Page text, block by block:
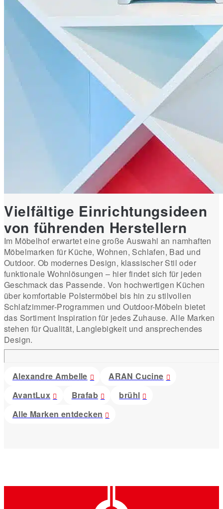
Vielfältige Einrichtungsideen
von führenden Herstellern
Im Möbelhof erwartet eine große Auswahl an namhaften
Möbelmarken für Küche, Wohnen, Schlafen, Bad und
Outdoor. Ob modernes Design, klassischer Stil oder
funktionale Wohnlösungen – hier findet sich für jeden
Geschmack das Passende. Von hochwertigen Küchen
über komfortable Polstermöbel bis hin zu stilvollen
Schlafzimmer-Programmen und Outdoor-Möbeln bietet
das Sortiment Inspiration für jedes Zuhause. Alle Marken
stehen für Qualität, Langlebigkeit und ansprechendes
Design.
Alexandre Ambelle
ARAN Cucine
AvantLux
Brafab
brühl
Alle Marken entdecken